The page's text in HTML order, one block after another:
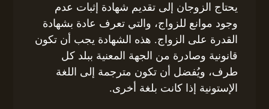
يحتاج الزوجان إلى تقديم شهادة إثبات عدم
وجود موانع للزواج، والتي تعرف عادة بشهادة
القدرة على الزواج. هذه الشهادة يجب أن تكون
قانونية وصادرة من الجهة المعنية ببلد كل
طرف، ويُفضل أن تكون مترجمة إلى اللغة
الإستونية إذا كانت بلغة أخرى.